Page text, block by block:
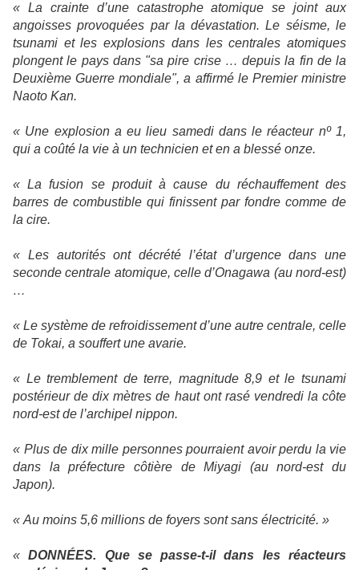
« La crainte d’une catastrophe atomique se joint aux
angoisses provoquées par la dévastation. Le séisme, le
tsunami et les explosions dans les centrales atomiques
plongent le pays dans "sa pire crise … depuis la fin de la
Deuxième Guerre mondiale", a affirmé le Premier ministre
Naoto Kan.
« Une explosion a eu lieu samedi dans le réacteur nº 1,
qui a coûté la vie à un technicien et en a blessé onze.
« La fusion se produit à cause du réchauffement des
barres de combustible qui finissent par fondre comme de
la cire.
« Les autorités ont décrété l’état d’urgence dans une
seconde centrale atomique, celle d’Onagawa (au nord-est)
…
« Le système de refroidissement d’une autre centrale, celle
de Tokai, a souffert une avarie.
« Le tremblement de terre, magnitude 8,9 et le tsunami
postérieur de dix mètres de haut ont rasé vendredi la côte
nord-est de l’archipel nippon.
« Plus de dix mille personnes pourraient avoir perdu la vie
dans la préfecture côtière de Miyagi (au nord-est du
Japon).
« Au moins 5,6 millions de foyers sont sans électricité. »
«DONNÉES. Que se passe-t-il dans les réacteurs